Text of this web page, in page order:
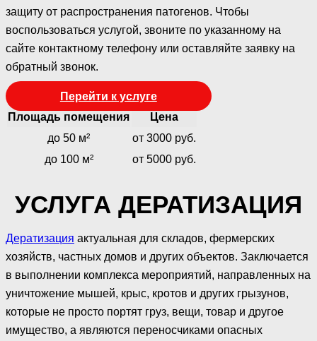
защиту от распространения патогенов. Чтобы
воспользоваться услугой, звоните по указанному на
сайте контактному телефону или оставляйте заявку на
обратный звонок.
Перейти к услуге
Площадь помещения
Цена
до 50 м²
от 3000 руб.
до 100 м²
от 5000 руб.
УСЛУГА ДЕРАТИЗАЦИЯ
Дератизация актуальная для складов, фермерских
хозяйств, частных домов и других объектов. Заключается
в выполнении комплекса мероприятий, направленных на
уничтожение мышей, крыс, кротов и других грызунов,
которые не просто портят груз, вещи, товар и другое
имущество, а являются переносчиками опасных